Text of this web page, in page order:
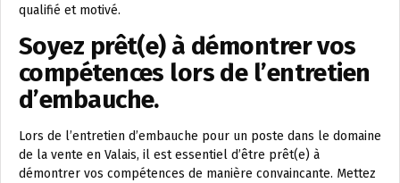
qualifié et motivé.
Soyez prêt(e) à démontrer vos
compétences lors de l’entretien
d’embauche.
Lors de l’entretien d’embauche pour un poste dans le domaine
de la vente en Valais, il est essentiel d’être prêt(e) à
démontrer vos compétences de manière convaincante. Mettez